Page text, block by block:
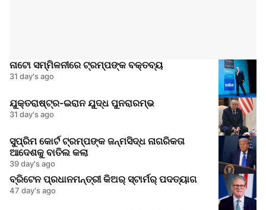
ନାଟୋ ସମ୍ମିଳନୀରେ ଟ୍ରମ୍ପଙ୍କ ବକ୍ତବ୍ୟ
31 day's ago
ଯୁକ୍ତରାଷ୍ଟ୍ର-ଇରାନ ଯୁଦ୍ଧ ପୁନରାରମ୍ଭ
31 day's ago
ସୁପ୍ରିମ କୋର୍ଟ ଟ୍ରମ୍ପଙ୍କ ଜନ୍ମସିଦ୍ଧ ନାଗରିକତା
ଆଦେଶକୁ ବାତିଲ କଲା
39 day's ago
ବ୍ରିଟେନ ପ୍ରଧାନମନ୍ତ୍ରୀ କିଅର୍ ସ୍ଟାର୍ମର୍ ପଦତ୍ୟାଗ
47 day's ago